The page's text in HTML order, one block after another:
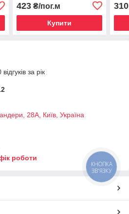
423₴/пог.м
Купити
310
за рік
28А, Київ, Україна
роботи
КНОПКА
ЗВ'ЯЗКУ